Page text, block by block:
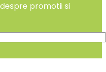
promotii si